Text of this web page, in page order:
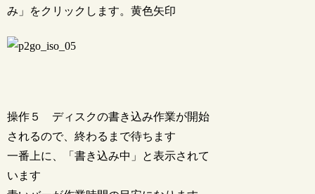
み」をクリックします。黄色矢印
操作５ ディスクの書き込み作業が開始
されるので、終わるまで待ちます
一番上に、「書き込み中」と表示されて
います